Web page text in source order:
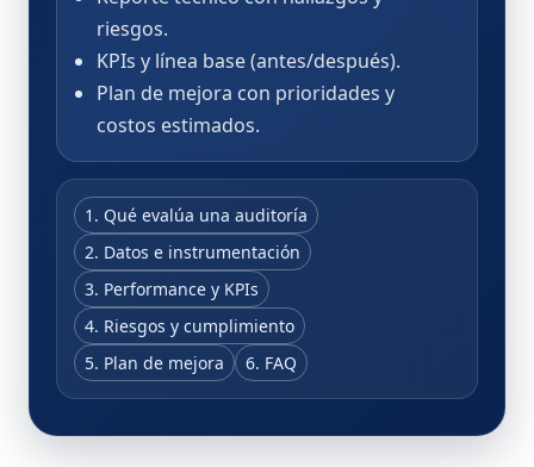
riesgos.
KPIs y línea base (antes/después).
Plan de mejora con prioridades y
costos estimados.
1. Qué evalúa una auditoría
2. Datos e instrumentación
3. Performance y KPIs
4. Riesgos y cumplimiento
5. Plan de mejora
6. FAQ